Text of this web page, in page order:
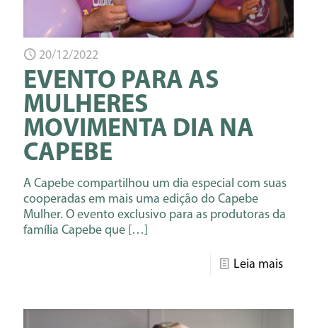
20/12/2022
EVENTO PARA AS
MULHERES
MOVIMENTA DIA NA
CAPEBE
A Capebe compartilhou um dia especial com suas
cooperadas em mais uma edição do Capebe
Mulher. O evento exclusivo para as produtoras da
família Capebe que […]
Leia mais